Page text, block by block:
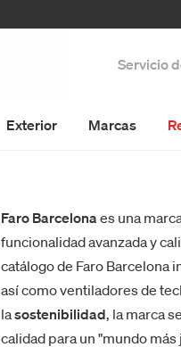
Servicio
Exterior Marcas
Faro Barcelonaes una
funcionalidad avanzada y
catálogo de Faro Barcelona
así como ventiladores de
lasostenibilidad, la marca
calidad para un "mundo